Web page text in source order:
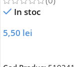
In stoc
5,50 lei